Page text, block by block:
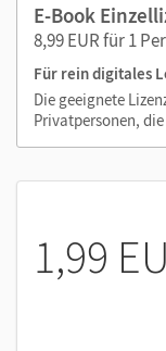
E-Book
8,99 EUR für 1
Für rein digitales
Die geeignete
Privatpersonen,
1,99